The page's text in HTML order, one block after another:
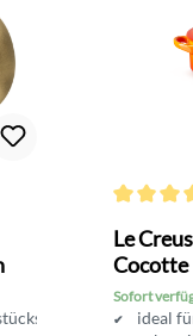
Le
Cocotte
Sofort
ideal